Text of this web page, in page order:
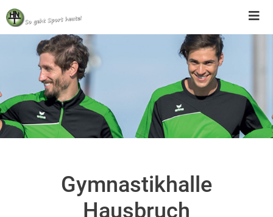
Skip
to
content
Gymnastikhalle
Hausbruch